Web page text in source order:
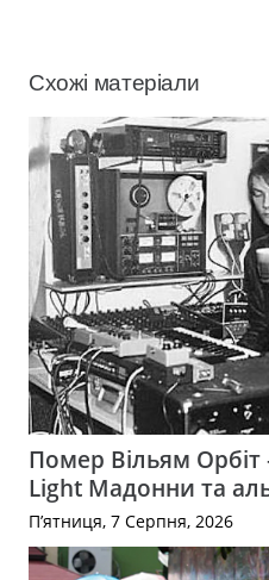
Схожі матеріали
Помер Вільям
Light Мадонни та
П’ятниця, 7 Серпня, 2026